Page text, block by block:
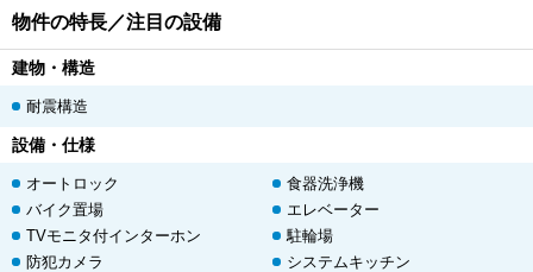
物件の特長／注目の設備
建物・構造
耐震構造
設備・仕様
オートロック
食器洗浄機
バイク置場
エレベーター
TVモニタ付インターホン
駐輪場
防犯カメラ
システムキッチン